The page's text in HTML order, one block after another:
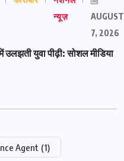
न्यूज़
AUGUST
7, 2026
युवा पीढ़ी: सोशल मीडिया
Agent (1)